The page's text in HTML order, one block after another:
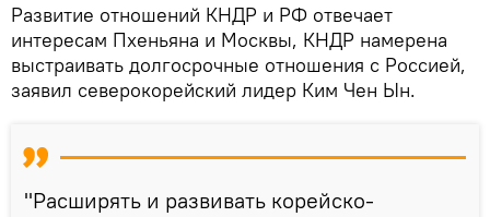
Развитие отношений КНДР и РФ отвечает
интересам Пхеньяна и Москвы, КНДР намерена
выстраивать долгосрочные отношения с Россией,
заявил северокорейский лидер Ким Чен Ын.
"Расширять и развивать корейско-